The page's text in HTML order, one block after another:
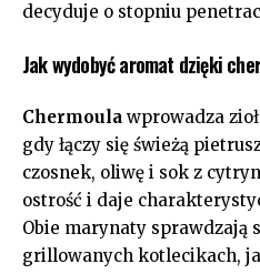
decyduje o stopniu
Jak wydobyć aromat dzięki
Chermoula wprowadza
gdy łączy się świeżą
czosnek, oliwę i sok z
ostrość i daje
Obie marynaty sprawdzają
grillowanych kotlecikach,